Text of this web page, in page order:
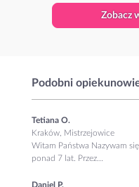
Zobacz
Podobni
Tetiana O.
Kraków, Mistrzejowice
Witam Państwa Nazywam
ponad 7 lat. Przez...
Daniel P.